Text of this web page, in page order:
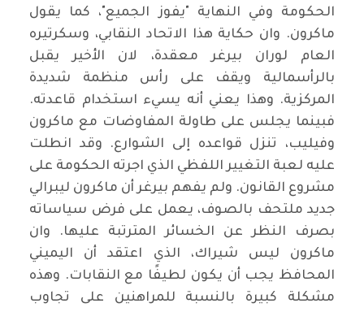
الحكومة وفي النهاية "يفوز الجميع"، كما يقول
ماكرون. وان حكاية هذا الاتحاد النقابي، وسكرتيره
العام لوران بيرغر معقدة، لان الأخير يقبل
بالرأسمالية ويقف على رأس منظمة شديدة
المركزية. وهذا يعني أنه يسيء استخدام قاعدته.
فبينما يجلس على طاولة المفاوضات مع ماكرون
وفيليب، تنزل قواعده إلى الشوارع. وقد انطلت
عليه لعبة التغيير اللفظي الذي اجرته الحكومة على
مشروع القانون. ولم يفهم بيرغر أن ماكرون ليبرالي
جديد ملتحف بالصوف، يعمل على فرض سياساته
بصرف النظر عن الخسائر المترتبة عليها. وان
ماكرون ليس شيراك، الذي اعتقد أن اليميني
المحافظ يجب أن يكون لطيفًا مع النقابات. وهذه
مشكلة كبيرة بالنسبة للمراهنين على تجاوب